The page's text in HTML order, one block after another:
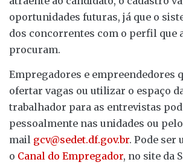
oportunidades futuras, já que o
dos concorrentes com o perfil que
procuram.
Empregadores e empreendedores
ofertar vagas ou utilizar o espaço
trabalhador para as entrevistas
pessoalmente nas unidades ou
mail gcv@sedet.df.gov.br. Pode ser
o Canal do Empregador, no site da